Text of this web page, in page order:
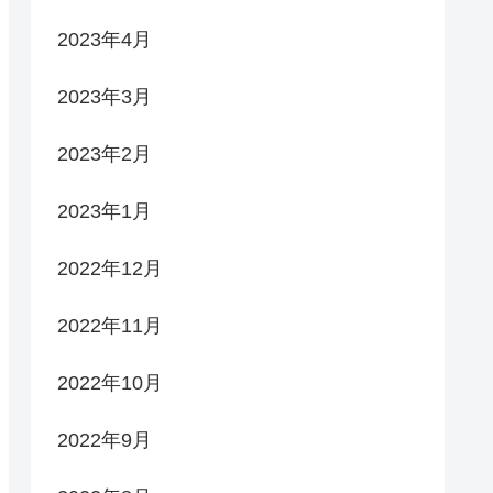
2023年4月
2023年3月
2023年2月
2023年1月
2022年12月
2022年11月
2022年10月
2022年9月